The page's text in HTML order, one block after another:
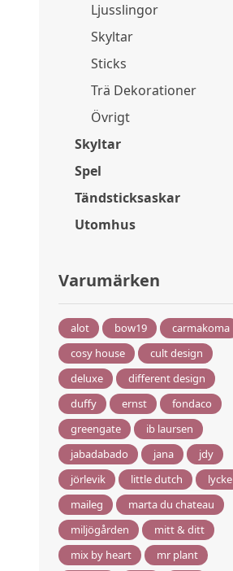
Ljusslingor
Skyltar
Sticks
Trä Dekorationer
Övrigt
Skyltar
Spel
Tändsticksaskar
Utomhus
Varumärken
alot bow19
carmakoma
cosy house
cult design
deluxe
different design
duffy
ernst
fondaco
greengate
ib laursen
jabadabado
jana
jdy
jörlevik
little dutch
lycke
maileg
marta du chateau
miljögården
mitt & ditt
mix by heart
mr plant